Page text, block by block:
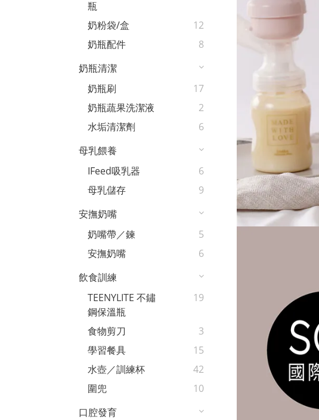
瓶
奶粉袋/盒
12
奶瓶配件
8
奶瓶清潔
奶瓶刷
17
奶瓶蔬果洗潔液
2
水垢清潔劑
6
母乳餵養
IFeed吸乳器
6
母乳儲存
9
安撫奶嘴
奶嘴帶／鍊
5
安撫奶嘴
6
飲食訓練
TEENYLITE 不鏽
鋼保溫瓶
19
食物剪刀
3
學習餐具
15
水壺／訓練杯
42
圍兜
10
口腔發育